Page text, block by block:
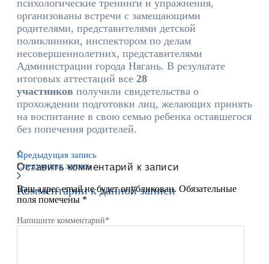
психологические тренинги и упражнения,
организованы встречи с замещающими
родителями, представителями детской
поликлиники, инспектором по делам
несовершеннолетних, представителями
Администрации города Нягань. В результате
итоговых аттестаций все 28
участников получили свидетельства о
прохождении подготовки лиц, желающих принять
на воспитание в свою семью ребенка оставшегося
без попечения родителей.
Предыдущая запись
Следующая запись
Комментарии к данной записи
Оставить комментарий к записи
Ваш адрес email не будет опубликован. Обязательные
поля помечены *
Напишите комментарий*